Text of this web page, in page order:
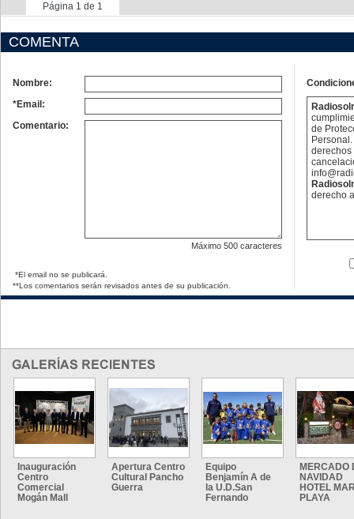
Página 1 de 1
COMENTA
Nombre:
*Email:
Comentario:
Máximo 500 caracteres
*El email no se publicará.
**Los comentarios serán revisados antes de su publicación.
de
derechos
derecho
Inauguración
Centro
Comercial
Mogán Mall
Apertura Centro
Cultural Pancho
Guerra
Equipo
Benjamín A de
la U.D.San
Fernando
MERCADO
NAVIDAD
HOTEL
PLAYA